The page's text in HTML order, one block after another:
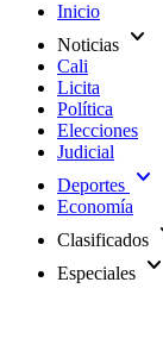
Inicio
Noticias expand_more
Cali
Licita
Política
Elecciones
Judicial
Deportes expand_more
Economía
Clasificados
Especiales expand_more